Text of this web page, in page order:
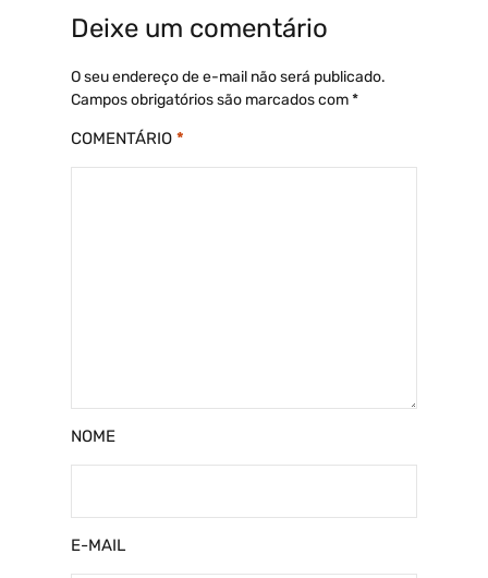
Deixe um comentário
O seu endereço de e-mail não será publicado.
Campos obrigatórios são marcados com*
COMENTÁRIO *
NOME
E-MAIL